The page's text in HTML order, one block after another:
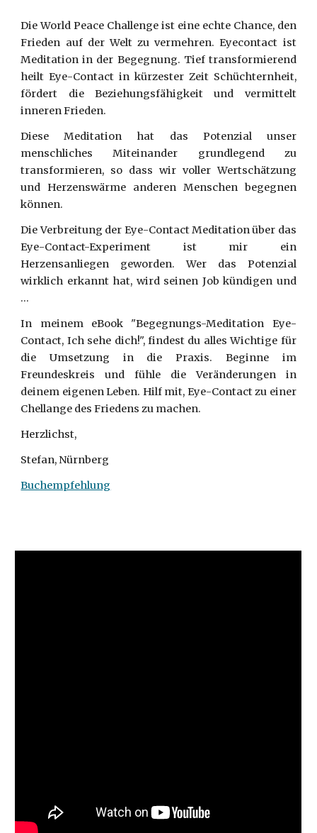
Die World Peace Challenge ist eine echte Chance, den
Frieden auf der Welt zu vermehren. Eyecontact ist
Meditation in der Begegnung. Tief transformierend
heilt Eye-Contact in kürzester Zeit Schüchternheit,
fördert die Beziehungsfähigkeit und vermittelt
inneren Frieden.
Diese Meditation hat das Potenzial unser
menschliches Miteinander grundlegend zu
transformieren, so dass wir voller Wertschätzung
und Herzenswärme anderen Menschen begegnen
können.
Die Verbreitung der Eye-Contact Meditation über das
Eye-Contact-Experiment ist mir ein
Herzensanliegen geworden. Wer das Potenzial
wirklich erkannt hat, wird seinen Job kündigen und
...
In meinem eBook "Begegnungs-Meditation Eye-
Contact, Ich sehe dich!", findest du alles Wichtige für
die Umsetzung in die Praxis. Beginne im
Freundeskreis und fühle die Veränderungen in
deinem eigenen Leben. Hilf mit, Eye-Contact zu einer
Chellange des Friedens zu machen.
Herzlichst,
Stefan, Nürnberg
Buchempfehlung